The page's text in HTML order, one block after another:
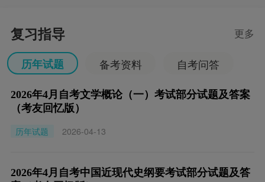
复习指导 更多
历年试题 备考资料 自考问答
2026年4月自考文学概论（一）考试部分试题及答案
（考友回忆版）
历年试题
2026-04-13
2026年4月自考中国近现代史纲要考试部分试题及答